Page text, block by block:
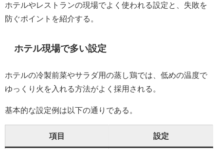
ホテルやレストランの現場でよく使われる設定と、失敗を
防ぐポイントを紹介する。
ホテル現場で多い設定
ホテルの冷製前菜やサラダ用の蒸し鶏では、低めの温度で
ゆっくり火を入れる方法がよく採用される。
基本的な設定例は以下の通りである。
項目 設定